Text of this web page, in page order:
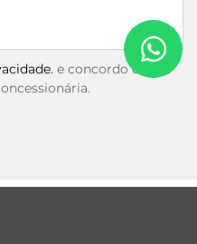
e concordo em